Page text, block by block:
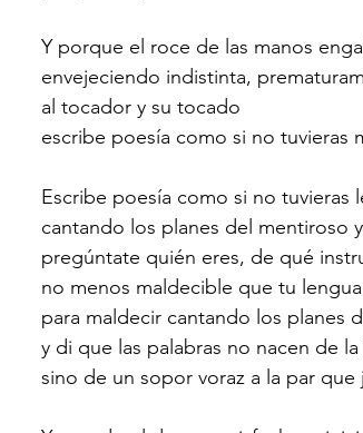
Y porque el roce de las manos
envejeciendo indistinta,
al tocador y su tocado
escribe poesía como si no tuvieras
Escribe poesía como si no tuvieras
cantando los planes del mentiroso
pregúntate quién eres, de qué
no menos maldecible que tu
para maldecir cantando los planes
y di que las palabras no nacen de
sino de un sopor voraz a la par que